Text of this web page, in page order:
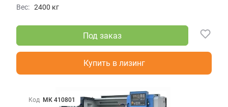
Вес: 2400 кг
Под заказ
Купить в лизинг
Код МК 410801